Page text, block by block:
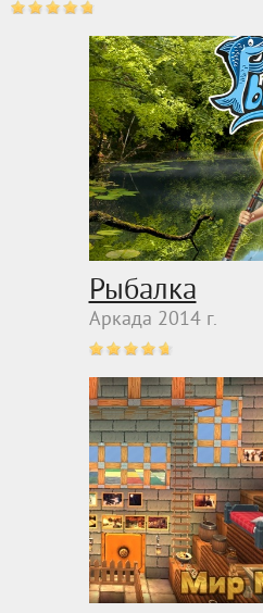
Рыбалка
Аркада 2014 г.